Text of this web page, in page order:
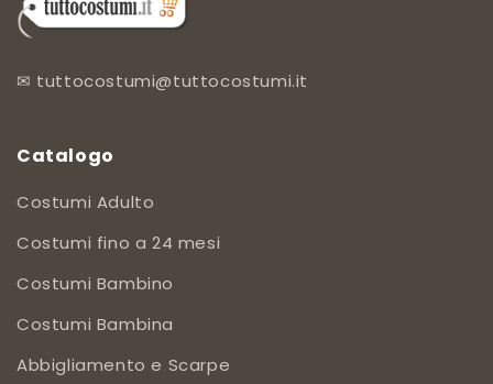
✉ tuttocostumi@tuttocostumi.it
Catalogo
Costumi Adulto
Costumi fino a 24 mesi
Costumi Bambino
Costumi Bambina
Abbigliamento e Scarpe